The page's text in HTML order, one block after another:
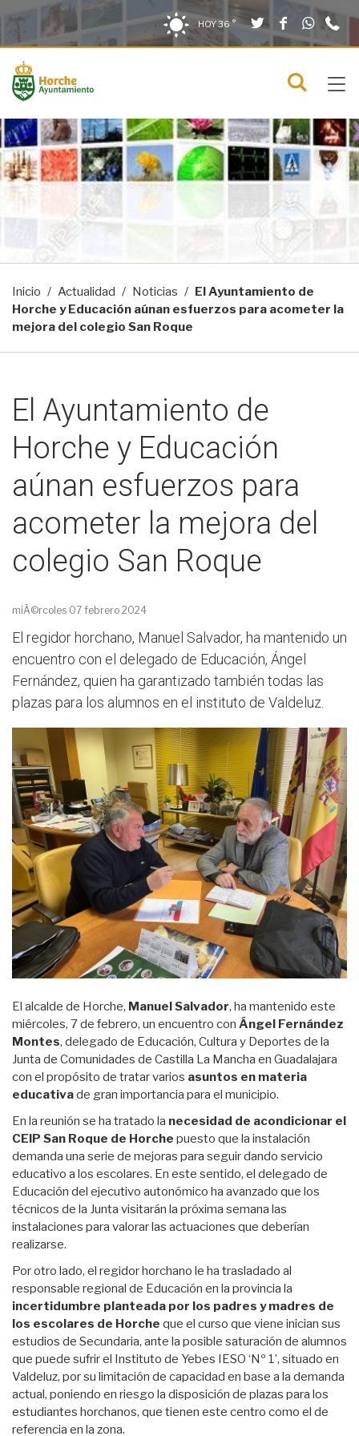
Saltar al contenido
Saltar a la navegación
Información de contacto HOY36 ° TwitterFacebook
menú
Inicio Actualidad Noticias
El Ayuntamiento de
Horche y Educación aúnan esfuerzos para acometer la
mejora del colegio San Roque
El Ayuntamiento de
Horche y Educación
aúnan esfuerzos para
acometer la mejora del
colegio San Roque
miÃ©rcoles 07 febrero 2024
El regidor horchano, Manuel Salvador, ha mantenido un
encuentro con el delegado de Educación, Ángel
Fernández, quien ha garantizado también todas las
plazas para los alumnos en el instituto de Valdeluz.
El alcalde de Horche, Manuel Salvador, ha mantenido este
miércoles, 7 de febrero, un encuentro con Ángel Fernández
Montes, delegado de Educación, Cultura y Deportes de la
Junta de Comunidades de Castilla La Mancha en Guadalajara
con el propósito de tratar varios asuntos en materia
educativade gran importancia para el municipio.
En la reunión se ha tratado la necesidad de acondicionar el
CEIP San Roque de Horche puesto que la instalación
demanda una serie de mejoras para seguir dando servicio
educativo a los escolares. En este sentido, el delegado de
Educación del ejecutivo autonómico ha avanzado que los
técnicos de la Junta visitarán la próxima semana las
instalaciones para valorar las actuaciones que deberían
realizarse.
Por otro lado, el regidor horchano le ha trasladado al
responsable regional de Educación en la provincia la
incertidumbre planteada por los padres y madres de
los escolares de Horche que el curso que viene inician sus
estudios de Secundaria, ante la posible saturación de alumnos
que puede sufrir el Instituto de Yebes IESO ‘Nº 1’, situado en
Valdeluz, por su limitación de capacidad en base a la demanda
actual, poniendo en riesgo la disposición de plazas para los
estudiantes horchanos, que tienen este centro como el de
referencia en la zona.